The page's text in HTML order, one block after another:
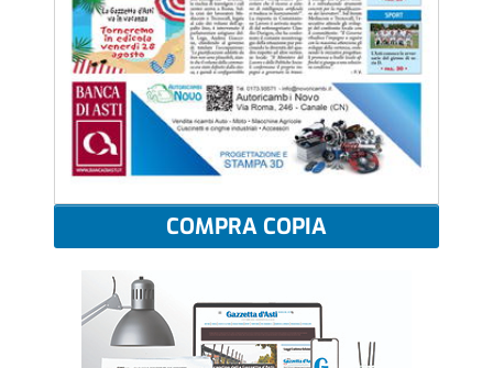
COMPRA COPIA